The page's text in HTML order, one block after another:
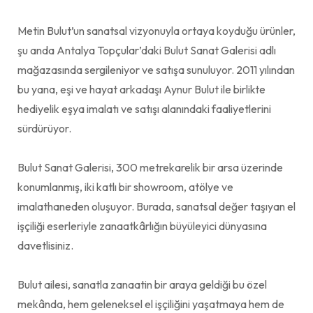
Metin Bulut’un sanatsal vizyonuyla ortaya koyduğu ürünler,
şu anda Antalya Topçular’daki Bulut Sanat Galerisi adlı
mağazasında sergileniyor ve satışa sunuluyor. 2011 yılından
bu yana, eşi ve hayat arkadaşı Aynur Bulut ile birlikte
hediyelik eşya imalatı ve satışı alanındaki faaliyetlerini
sürdürüyor.
Bulut Sanat Galerisi, 300 metrekarelik bir arsa üzerinde
konumlanmış, iki katlı bir showroom, atölye ve
imalathaneden oluşuyor. Burada, sanatsal değer taşıyan el
işçiliği eserleriyle zanaatkârlığın büyüleyici dünyasına
davetlisiniz.
Bulut ailesi, sanatla zanaatin bir araya geldiği bu özel
mekânda, hem geleneksel el işçiliğini yaşatmaya hem de